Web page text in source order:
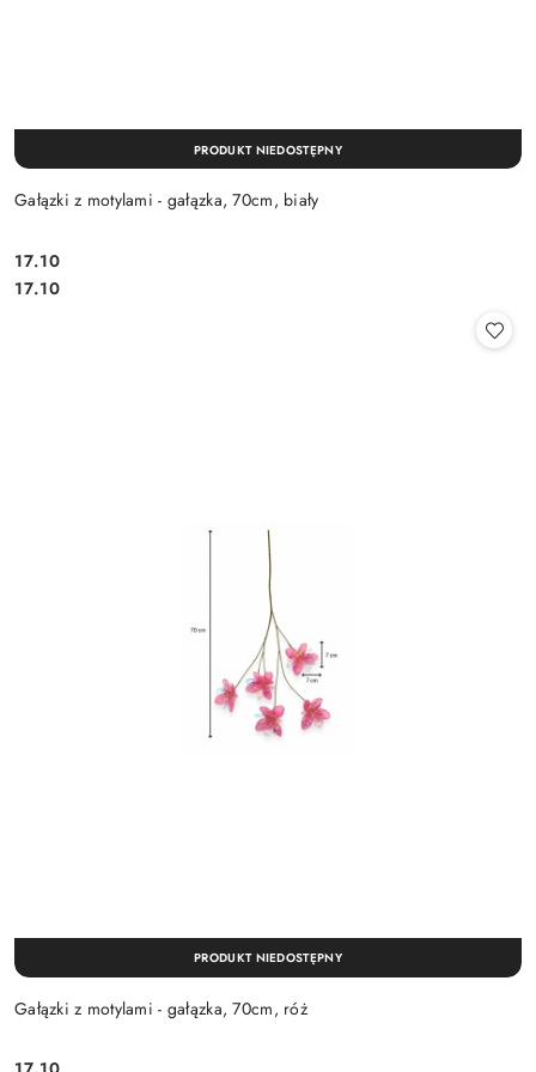
Gałązki z motylami - gałązka, 70cm, biały
Cena:
17.10
Cena:
17.10
PRODUKT NIEDOSTĘPNY
Gałązki z motylami - gałązka, 70cm, róż
PRODUKT NIEDOSTĘPNY